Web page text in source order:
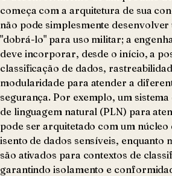
começa com a arquitetura de sua
não pode simplesmente
"dobrá-lo" para uso militar; a
deve incorporar, desde o início, a
classificação de dados,
modularidade para atender a
segurança. Por exemplo, um
de linguagem natural (PLN) para
pode ser arquitetado com um
isento de dados sensíveis, enquanto
são ativados para contextos de
garantindo isolamento e